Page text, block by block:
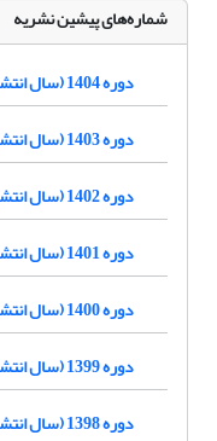
شماره‌های پیشین نشریه
دوره 1404 (سال انتشار 1404)
دوره 1403 (سال انتشار 1403)
دوره 1402 (سال انتشار 1402)
دوره 1401 (سال انتشار 1401)
دوره 1400 (سال انتشار 1400)
دوره 1399 (سال انتشار 1399)
دوره 1398 (سال انتشار 1399)